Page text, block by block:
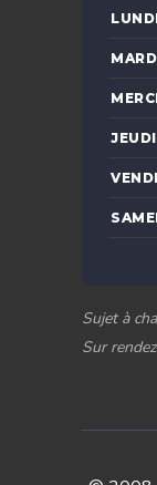
JEUDI
Sujet à
Sur